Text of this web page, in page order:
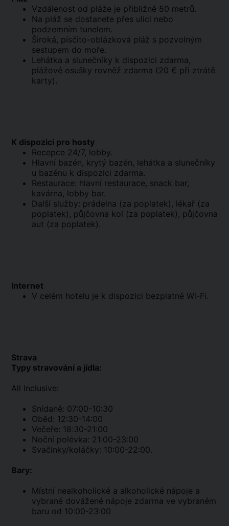
Vzdálenost od pláže je přibližně 50 metrů.
Na pláž se dostanete přes ulici nebo
podzemním tunelem.
Široká, písčito-oblázková pláž s pozvolným
sestupem do moře.
Lehátka a slunečníky k dispozici zdarma,
plážové osušky rovněž zdarma (20 € při ztrátě
karty).
K dispozici pro hosty
Recepce 24/7, lobby.
Hlavní bazén, krytý bazén, lehátka a slunečníky
u bazénu k dispozici zdarma.
Restaurace: hlavní restaurace, snack bar,
kavárna, lobby bar.
Další služby: prádelna (za poplatek), lékař (za
poplatek), půjčovna kol (za poplatek), půjčovna
aut (za poplatek).
Internet
V celém hotelu je k dispozici bezplatné Wi-Fi.
Strava
Typy stravování a jídla:
All Inclusive:
Snídaně: 07:00-10:30
Oběd: 12:30-14:00
Večeře: 18:30-21:00
Noční polévka: 21:00-23:00
Svačinky/koláčky: 10:00-22:00.
Bary:
Místní nealkoholické a alkoholické nápoje a
vybrané dovážené nápoje zdarma ve vybraném
baru od 10:00-23:00